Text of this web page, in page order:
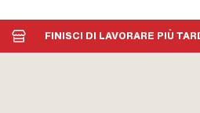
FINISCI DI LAVORARE PIÙ